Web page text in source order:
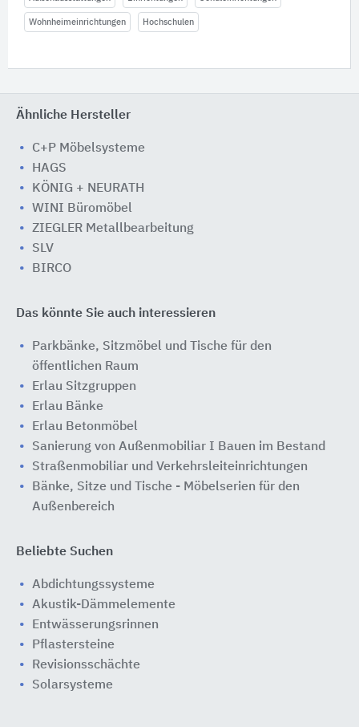
Wohnheimeinrichtungen Hochschulen
Ähnliche Hersteller
C+P Möbelsysteme
HAGS
KÖNIG + NEURATH
WINI Büromöbel
ZIEGLER Metallbearbeitung
SLV
BIRCO
Das könnte Sie auch interessieren
Parkbänke, Sitzmöbel und Tische für den
öffentlichen Raum
Erlau Sitzgruppen
Erlau Bänke
Erlau Betonmöbel
Sanierung von Außenmobiliar I Bauen im Bestand
Straßenmobiliar und Verkehrsleiteinrichtungen
Bänke, Sitze und Tische - Möbelserien für den
Außenbereich
Beliebte Suchen
Abdichtungssysteme
Akustik-Dämmelemente
Entwässerungsrinnen
Pflastersteine
Revisionsschächte
Solarsysteme